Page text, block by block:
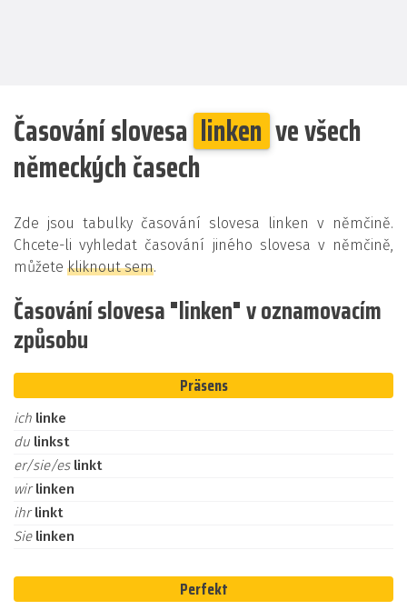
Časování slovesa linken ve všech
německých časech
Zde jsou tabulky časování slovesa linken v němčině.
Chcete-li vyhledat časování jiného slovesa v němčině,
můžete kliknout sem.
Časování slovesa "linken" v oznamovacím
způsobu
Präsens
ich linke
du linkst
er/sie/es linkt
wirlinken
ihrlinkt
Sie linken
Perfekt